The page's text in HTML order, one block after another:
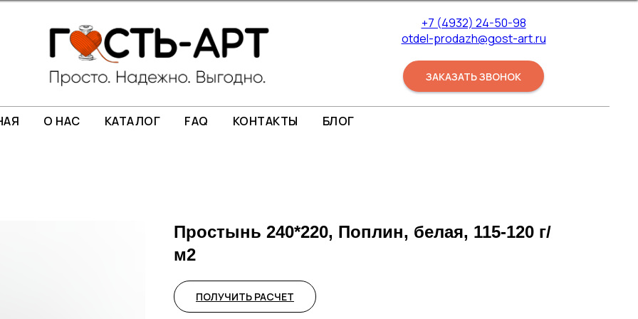
+7 (4932) 24-50-98
otdel-prodazh@gost-art.ru
ЗАКАЗАТЬ ЗВОНОК
О НАС КАТАЛОГ FAQ КОНТАКТЫ БЛОГ
Простынь 240*220, Поплин, белая, 115-120 г/
м2
ПОЛУЧИТЬ РАСЧЕТ